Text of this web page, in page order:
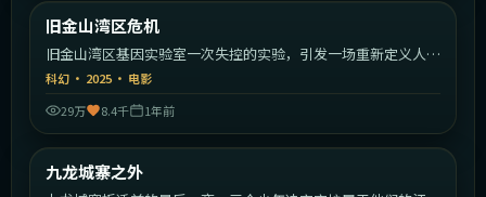
最新
旧金山湾区危机
旧金山湾区基因实验室一次失控的实验，引发一场重新定义人类
的危机。
科幻 · 2025 · 电影
29万
8.4千 1年前
最新
九龙城寨之外